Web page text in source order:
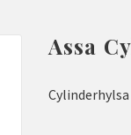
Assa